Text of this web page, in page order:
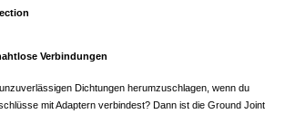
Verbindungen
Dichtungen herumzuschlagen, wenn du
mit Adaptern verbindest? Dann ist die Ground Joint